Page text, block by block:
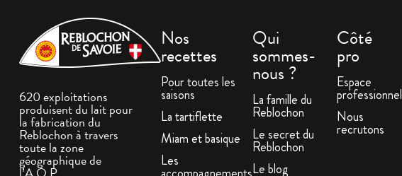
620 exploitations
produisent du lait pour
la fabrication du
Reblochon à travers
toute la zone
géographique de
Nos
recettes
Pour toutes les
saisons
La tartiflette
Miam et basique
Les
Qui
sommes-
nous ?
La famille du
Reblochon
Le secret du
Reblochon
Le blog
Côté
pro
Espace
professionnel
Nous
recrutons